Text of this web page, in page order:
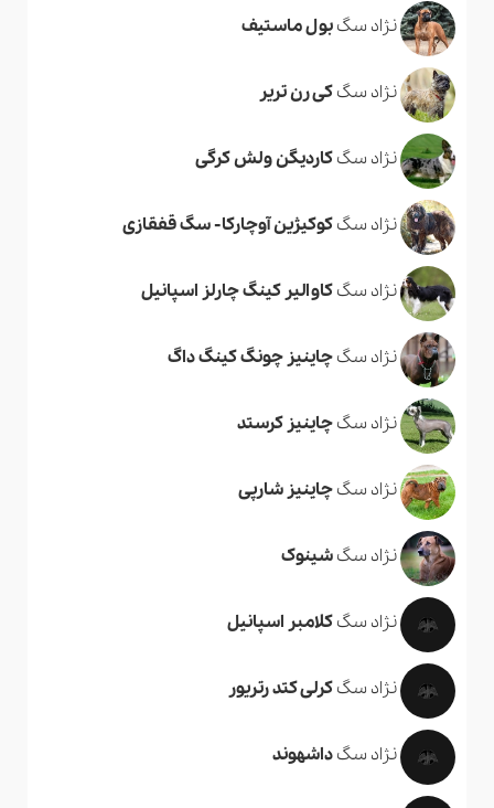
نژاد سگبول ماستیف
نژاد سگکی رن تریر
نژاد سگکاردیگن ولش کرگی
نژاد سگکوکیژین آوچارکا- سگ قفقازی
نژاد سگکاوالیر کینگ چارلز اسپانیل
نژاد سگچاینیز چونگ کینگ داگ
نژاد سگچاینیز کرستد
نژاد سگچاینیز شارپی
نژاد سگشینوک
نژاد سگکلامبر اسپانیل
نژاد سگکرلی کتد رتریور
نژاد سگداشهوند